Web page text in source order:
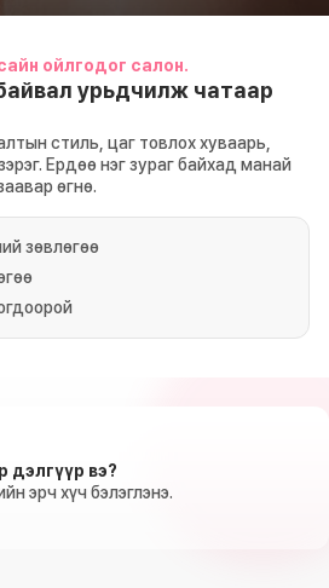
ойлгодог салон.
урьдчилж чатаар
стиль, цаг товлох хуваарь,
Ердөө нэг зураг байхад манай
өгнө.
зөвлөгөө
дэлгүүр вэ?
эрч хүч бэлэглэнэ.